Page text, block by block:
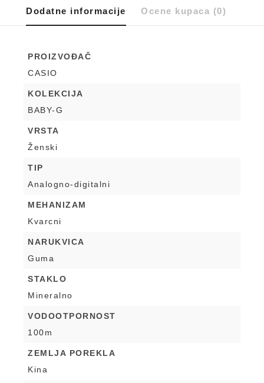
Dodatne informacije Ocene kupaca (0)
PROIZVOĐAČ
CASIO
KOLEKCIJA
BABY-G
VRSTA
Ženski
TIP
Analogno-digitalni
MEHANIZAM
Kvarcni
NARUKVICA
Guma
STAKLO
Mineralno
VODOOTPORNOST
100m
ZEMLJA POREKLA
Kina